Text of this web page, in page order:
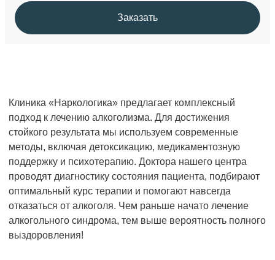
Заказать
Клиника «Наркологика» предлагает комплексный
подход к лечению алкоголизма. Для достижения
стойкого результата мы используем современные
методы, включая детоксикацию, медикаментозную
поддержку и психотерапию. Доктора нашего центра
проводят диагностику состояния пациента, подбирают
оптимальный курс терапии и помогают навсегда
отказаться от алкоголя. Чем раньше начато лечение
алкогольного синдрома, тем выше вероятность полного
выздоровления!